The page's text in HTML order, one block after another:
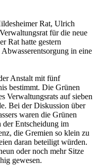
Rat, Ulrich
für die neue
Rat hatte gestern
in eine
Anstalt mit fünf
bestimmt. Die Grünen
Verwaltungsrats auf sieben
Bei der Diskussion über
waren die Grünen
der Entscheidung im
die Gremien so klein zu
daran beteiligt würden.
oder noch mehr Sitze
gewesen.